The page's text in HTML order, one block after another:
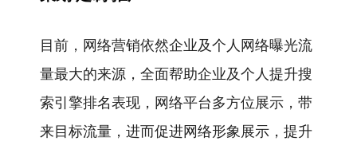
目前，网络营销依然企业及个人网络曝光流
量最大的来源，全面帮助企业及个人提升搜
索引擎排名表现，网络平台多方位展示，带
来目标流量，进而促进网络形象展示，提升